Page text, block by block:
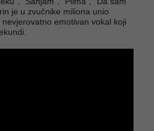
je u zvučnike miliona unio
emotivan vokal koji